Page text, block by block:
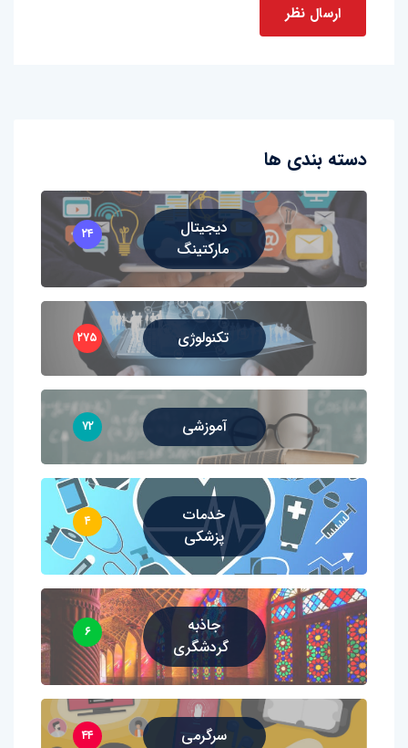
دسته بندی ها
دیجیتال
مارکتینگ
۲۴
تکنولوژی ۲۷۵
آموزشی ۷۲
خدمات
پزشکی
۴
جاذبه
گردشگری
۶
سرگرمی ۴۴